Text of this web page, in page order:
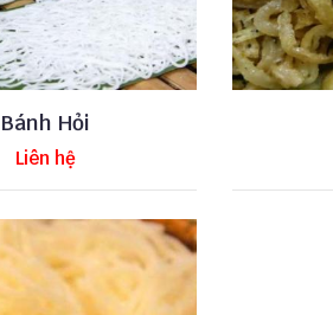
Bánh Hỏi
Liên hệ